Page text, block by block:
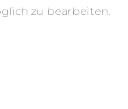
zu bearbeiten.